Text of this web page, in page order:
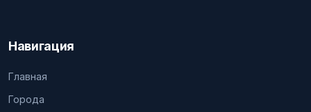
Навигация
Главная
Города